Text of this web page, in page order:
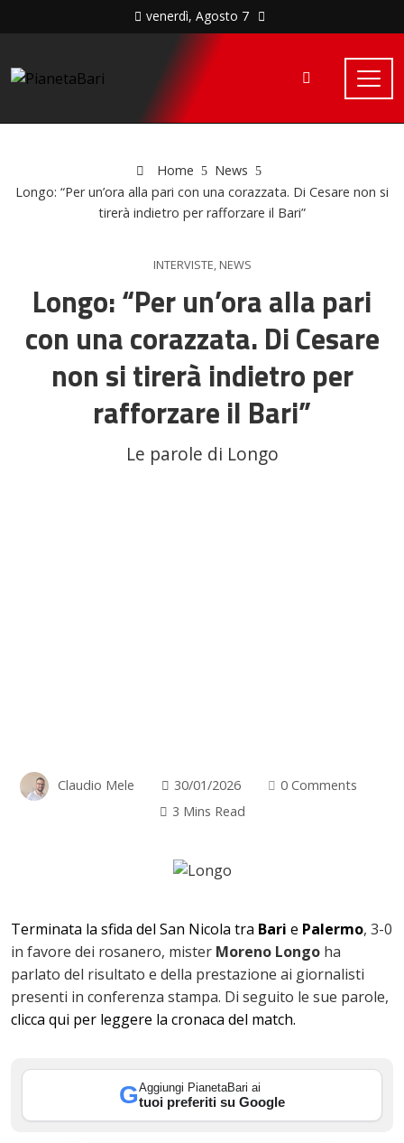
venerdì, Agosto 7
Home
News
Longo: “Per un’ora alla pari con una corazzata. Di Cesare non si
tirerà indietro per rafforzare il Bari”
INTERVISTE, NEWS
Longo: “Per un’ora alla pari
con una corazzata. Di Cesare
non si tirerà indietro per
rafforzare il Bari”
Le parole di Longo
Claudio Mele 30/01/2026
0 Comments
3 Mins Read
Terminata la sfida del San Nicola tra Bari e Palermo, 3-0
in favore dei rosanero, mister Moreno Longo ha
parlato del risultato e della prestazione ai giornalisti
presenti in conferenza stampa. Di seguito le sue parole,
clicca qui per leggere la cronaca del match.
GAggiungi PianetaBari ai
tuoi preferiti su Google